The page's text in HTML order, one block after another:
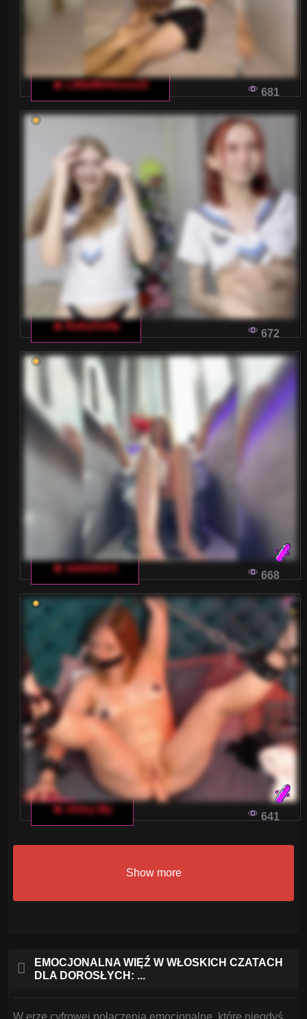
🔥 LittleMrHeroo22
681
🔥 BabyGolly
672
🔥 sweetsin1
668
🔥 shiny-lily
641
Show more
EMOCJONALNA WIĘŹ W WŁOSKICH CZATACH
DLA DOROSŁYCH: ...
W erze cyfrowej połączenia emocjonalne, które niegdyś